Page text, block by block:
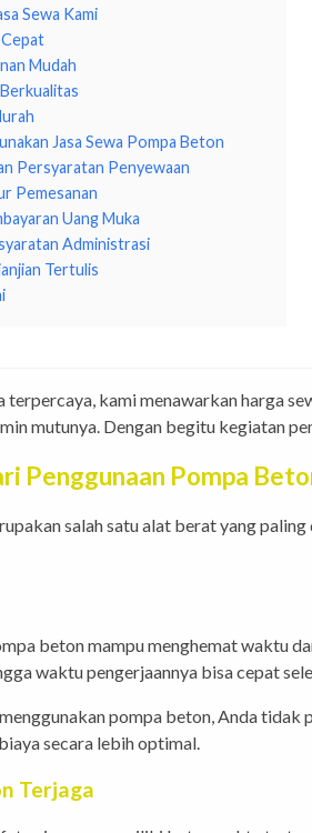
Sewa Kami
Mudah
Jasa Sewa Pompa Beton
Persyaratan Penyewaan
Pemesanan
Uang Muka
Administrasi
Tertulis
terpercaya, kami menawarkan harga
mutunya. Dengan begitu kegiatan
Penggunaan Pompa
salah satu alat berat yang
beton mampu menghemat waktu
waktu pengerjaannya bisa cepat
pompa beton, Anda
secara lebih optimal.
Terjaga